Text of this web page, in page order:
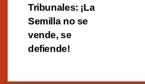
Tribunales: ¡La
Semilla no se
vende, se
defiende!